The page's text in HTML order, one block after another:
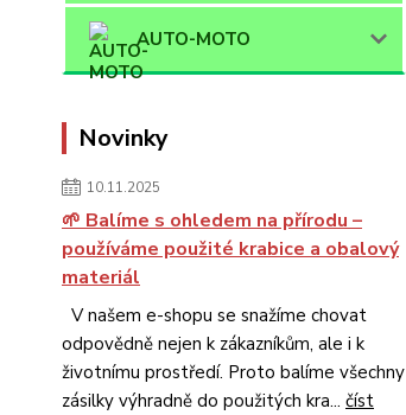
AUTO-MOTO
Novinky
10.11.2025
🌱 Balíme s ohledem na přírodu –
používáme použité krabice a obalový
materiál
V našem e-shopu se snažíme chovat
odpovědně nejen k zákazníkům, ale i k
životnímu prostředí. Proto balíme všechny
zásilky výhradně do použitých kra... číst